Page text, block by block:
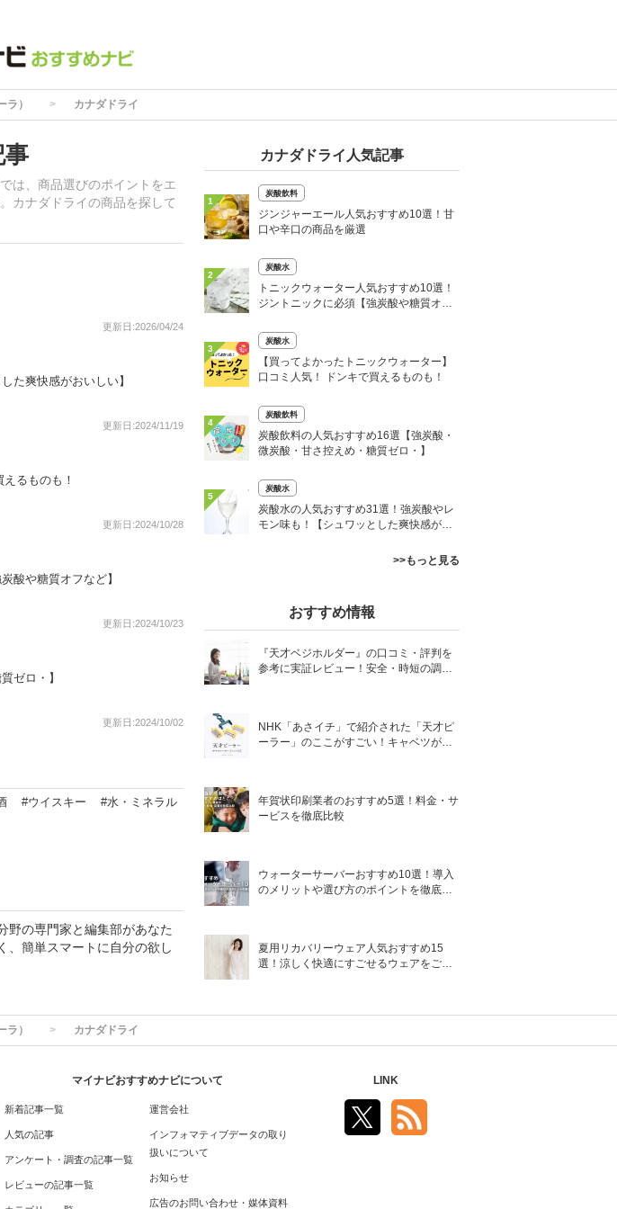
） カナダドライ
は、商品選びのポイントをエ
カナダドライの商品を探して
更新日:2026/04/24
た爽快感がおいしい】
更新日:2024/11/19
るものも！
更新日:2024/10/28
酸や糖質オフなど】
更新日:2024/10/23
ゼロ・】
更新日:2024/10/02
#ウイスキー
#水・ミネラル
野の専門家と編集部があなた
、簡単スマートに自分の欲し
カナダドライ人気記事
1
炭酸飲料
ジンジャーエール人気おすすめ10選！甘
口や辛口の商品を厳選
2
炭酸水
トニックウォーター人気おすすめ10選！
ジントニックに必須【強炭酸や糖質オフ
3
炭酸水
【買ってよかったトニックウォーター】
口コミ人気！ ドンキで買えるものも！
4
炭酸飲料
炭酸飲料の人気おすすめ16選【強炭酸・
微炭酸・甘さ控えめ・糖質ゼロ・】
5
炭酸水
炭酸水の人気おすすめ31選！強炭酸やレ
モン味も！【シュワッとした爽快感がお
>>もっと見る
おすすめ情報
『天才ベジホルダー』の口コミ・評判を
参考に実証レビュー！安全・時短の調理
NHK「あさイチ」で紹介された「天才ピ
ーラー」のここがすごい！キャベツがほ
年賀状印刷業者のおすすめ5選！料金・サ
ービスを徹底比較
ウォーターサーバーおすすめ10選！導入
のメリットや選び方のポイントを徹底解
夏用リカバリーウェア人気おすすめ15
選！涼しく快適にすごせるウェアをご紹
） カナダドライ
マイナビおすすめナビについて
新着記事一覧
人気の記事
アンケート・調査の記事一覧
レビューの記事一覧
運営会社
インフォマティブデータの取り
扱いについて
お知らせ
広告のお問い合わせ・媒体資料
LINK